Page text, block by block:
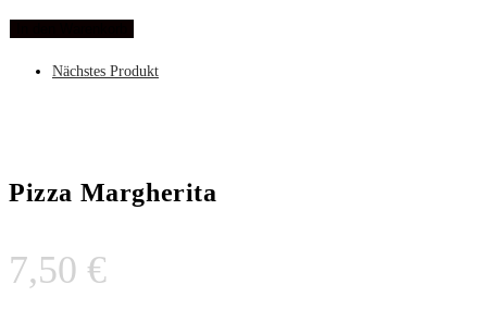
Nächstes Produkt
Pizza Margherita
7,50 €